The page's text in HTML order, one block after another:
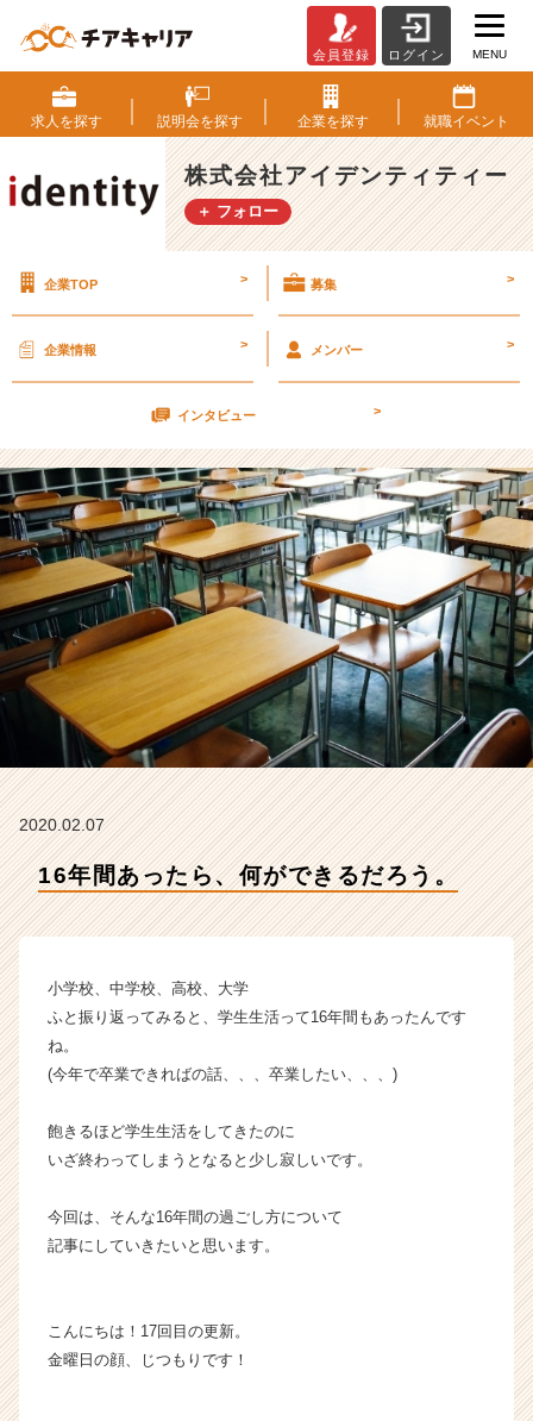
6
年
間
あ
っ
た
で
だ
ろ
【株
式
会
社
ア
イ
デ
ィ
テ
ィ
ー
ム
ラ
ン】
ベ
ン
ャ
長
企
か
ら
ト
が
会員登録 ログイン MENU
求人を探す 説明会を探す 企業を探す 就職イベント
株式会社アイデンティティー
＋ フォロー
企業TOP > 募集 >
企業情報 > メンバー >
インタビュー >
2020.02.07
16年間あったら、何ができるだろう。
小学校、中学校、高校、大学
ふと振り返ってみると、学生生活って16年間もあったんです
ね。
(今年で卒業できればの話、、、卒業したい、、、)
飽きるほど学生生活をしてきたのに
いざ終わってしまうとなると少し寂しいです。
今回は、そんな16年間の過ごし方について
記事にしていきたいと思います。
こんにちは！17回目の更新。
金曜日の顔、じつもりです！